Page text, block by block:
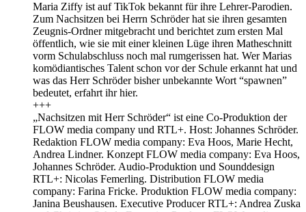
Maria Ziffy ist auf TikTok bekannt für ihre Lehrer-Parodien.
Zum Nachsitzen bei Herrn Schröder hat sie ihren gesamten
Zeugnis-Ordner mitgebracht und berichtet zum ersten Mal
öffentlich, wie sie mit einer kleinen Lüge ihren Matheschnitt
vorm Schulabschluss noch mal rumgerissen hat. Wer Marias
komödiantisches Talent schon vor der Schule erkannt hat und
was das Herr Schröder bisher unbekannte Wort “spawnen”
bedeutet, erfahrt ihr hier.
+++
„Nachsitzen mit Herr Schröder“ ist eine Co-Produktion der
FLOW media company und RTL+. Host: Johannes Schröder.
Redaktion FLOW media company: Eva Hoos, Marie Hecht,
Andrea Lindner. Konzept FLOW media company: Eva Hoos,
Johannes Schröder. Audio-Produktion und Sounddesign
RTL+: Nicolas Femerling. Distribution FLOW media
company: Farina Fricke. Produktion FLOW media company:
Janina Beushausen. Executive Producer RTL+: Andrea Zuska